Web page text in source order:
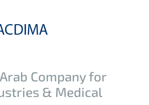
Company for
& Medical